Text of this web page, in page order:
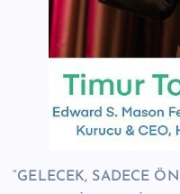
“GELECEK, SADECE